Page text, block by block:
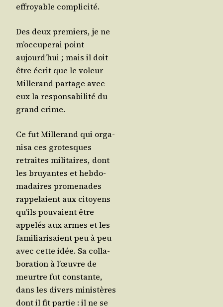
effroyable complicité.
Des deux pre­miers, je ne
m’oc­cu­pe­rai point
aujourd’­hui ; mais il doit
être écrit que le voleur
Mil­le­rand par­tage avec
eux la res­pon­sa­bi­li­té du
grand crime.
Ce fut Mil­le­rand qui orga­
ni­sa ces gro­tesques
retraites mili­taires, dont
les bruyantes et heb­do­
ma­daires pro­me­nades
rap­pe­laient aux citoyens
qu’ils pou­vaient être
appe­lés aux armes et les
fami­lia­ri­saient peu à peu
avec cette idée. Sa col­la­
bo­ra­tion à l’œuvre de
meurtre fut constante,
dans les divers minis­tères
dont il fit par­tie : il ne se